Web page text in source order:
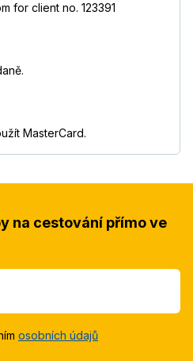
for client no. 123391
MasterCard.
na cestování přímo ve
osobních údajů